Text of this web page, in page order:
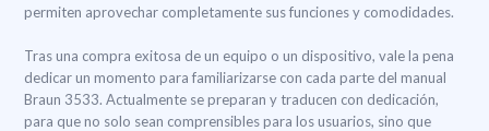
permiten aprovechar completamente sus funciones y comodidades.
Tras una compra exitosa de un equipo o un dispositivo, vale la pena
dedicar un momento para familiarizarse con cada parte del manual
Braun 3533. Actualmente se preparan y traducen con dedicación,
para que no solo sean comprensibles para los usuarios, sino que